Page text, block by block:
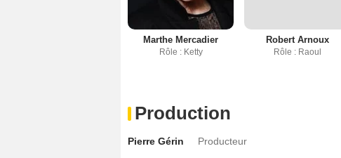
Marthe Mercadier
Rôle : Ketty
Robert Arnoux
Rôle : Raoul
Production
Pierre Gérin Producteur